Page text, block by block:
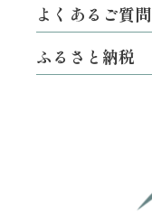
よくあるご質問
ふるさと納税